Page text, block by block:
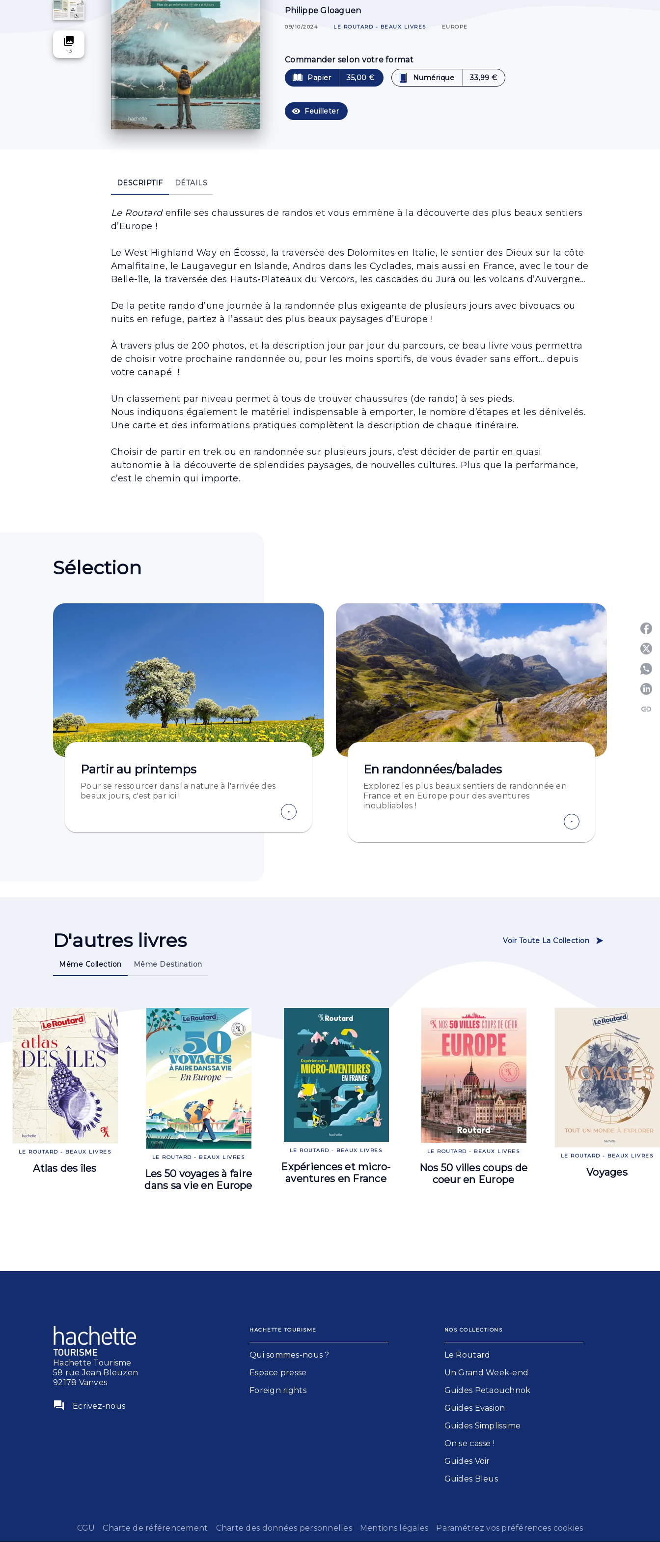
Philippe Gloaguen
09/10/2024 LE ROUTARD - BEAUX LIVRES EUROPE
Commander selon votre format
Papier 35,00 € Numérique 33,99 €
visibility Feuilleter
collections
+3
DESCRIPTIF DÉTAILS
Le Routardenfile ses chaussures de randos et vous emmène à la découverte des plus beaux sentiers
d’Europe !
Le West Highland Way en Écosse, la traversée des Dolomites en Italie, le sentier des Dieux sur la côte
Amalfitaine, le Laugavegur en Islande, Andros dans les Cyclades, mais aussi en France, avec le tour de
Belle-île, la traversée des Hauts-Plateaux du Vercors, les cascades du Jura ou les volcans d’Auvergne…
De la petite rando d’une journée à la randonnée plus exigeante de plusieurs jours avec bivouacs ou
nuits en refuge, partez à l’assaut des plus beaux paysages d’Europe !
À travers plus de 200 photos, et la description jour par jour du parcours, ce beau livre vous permettra
de choisir votre prochaine randonnée ou, pour les moins sportifs, de vous évader sans effort… depuis
votre canapé !
Un classement par niveau permet à tous de trouver chaussures (de rando) à ses pieds.
Nous indiquons également le matériel indispensable à emporter, le nombre d’étapes et les dénivelés.
Une carte et des informations pratiques complètent la description de chaque itinéraire.
Choisir de partir en trek ou en randonnée sur plusieurs jours, c’est décider de partir en quasi
autonomie à la découverte de splendides paysages, de nouvelles cultures. Plus que la performance,
c’est le chemin qui importe.
Sélection
Partir au printemps
Pour se ressourcer dans la nature à l'arrivée des
beaux jours, c'est par ici !
En randonnées/balades
Explorez les plus beaux sentiers de randonnée en
France et en Europe pour des aventures
inoubliables !
D'autres livres Voir Toute La Collection
Même Collection Même Destination
LE ROUTARD - BEAUX LIVRES
Atlas des îles
LE ROUTARD - BEAUX LIVRES
Les 50 voyages à faire
dans sa vie en Europe
LE ROUTARD - BEAUX LIVRES
Expériences et micro-
aventures en France
LE ROUTARD - BEAUX LIVRES
Nos 50 villes coups de
coeur en Europe
LE ROUTARD - BEAUX LIVRES
Voyages
link
Hachette Tourisme
58 rue Jean Bleuzen
92178 Vanves
question_answer Ecrivez-nous
HACHETTE TOURISME
Qui sommes-nous ?
Espace presse
Foreign rights
NOS COLLECTIONS
Le Routard​
Un Grand Week-end​
Guides Petaouchnok​
Guides Evasion​
Guides Simplissime​
On se casse !​
Guides Voir​
Guides Bleu​s
CGU Charte de référencement Charte des données personnelles Mentions légales Paramétrez vos préférences cookies